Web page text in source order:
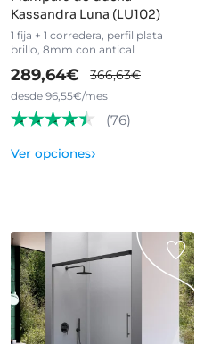
Kassandra Luna (LU102)
1 fija + 1 corredera, perfil plata
brillo, 8mm con antical
289,64€ 366,63€
desde 96,55€/mes
(76)
Ver opciones›